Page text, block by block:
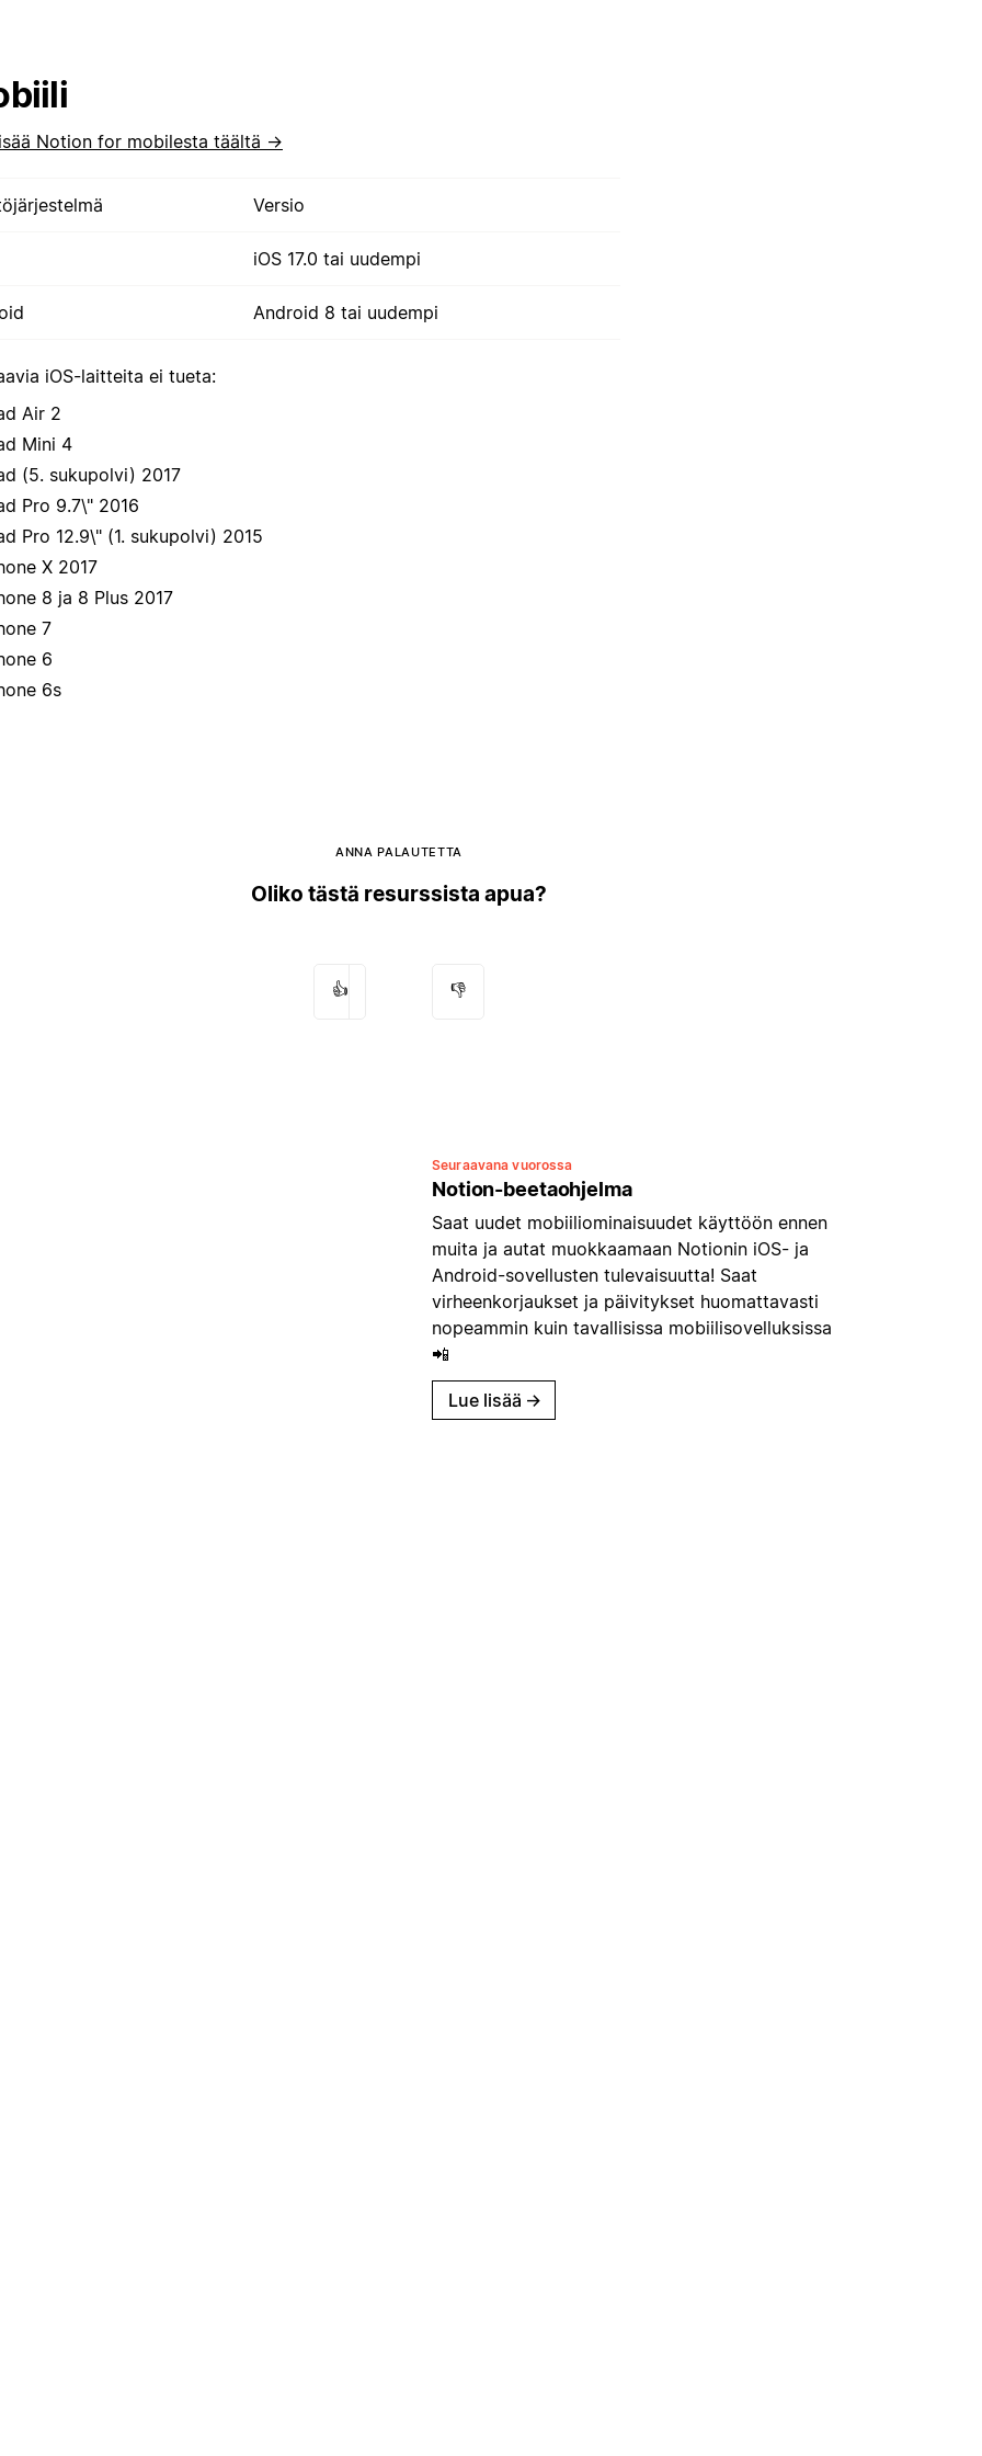
Notion for mobilesta täältä →
Versio
iOS 17.0 tai uudempi
Android 8 tai uudempi
iOS-laitteita ei tueta:
Air 2
Mini 4
(5. sukupolvi) 2017
Pro 9.7\" 2016
Pro 12.9\" (1. sukupolvi) 2015
X 2017
8 ja 8 Plus 2017
7
6
6s
ANNA PALAUTETTA
Oliko tästä resurssista apua?
👍 👎
Seuraavana vuorossa
Notion-beetaohjelma
Saat uudet mobiiliominaisuudet käyttöön ennen
muita ja autat muokkaamaan Notionin iOS- ja
Android-sovellusten tulevaisuutta! Saat
virheenkorjaukset ja päivitykset huomattavasti
nopeammin kuin tavallisissa mobiilisovelluksissa
📲
Lue lisää →